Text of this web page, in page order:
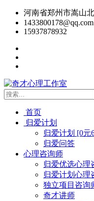
河南省郑州市嵩山
1433800178@qq.com
15937878932
首页
归爱计划
归爱计划 [0元
归爱问答
心理咨询师
归爱优选心理
归爱计划心理
独立项目咨询
奇才讲师